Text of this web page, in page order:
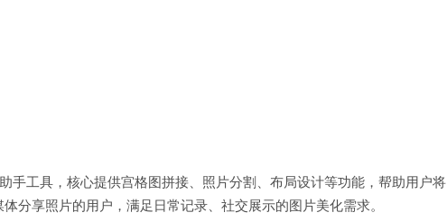
手工具，核心提供宫格图拼接、照片分割、布局设计等功能，帮助用户将
分享照片的用户，满足日常记录、社交展示的图片美化需求。